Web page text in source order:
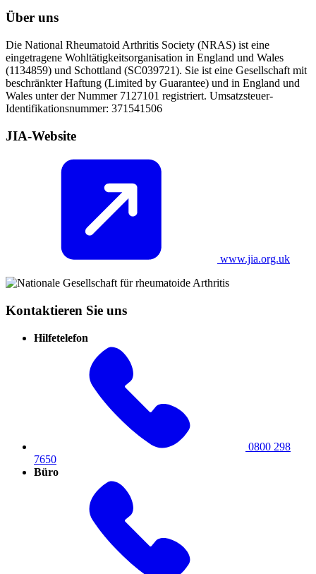
Über uns
Die National Rheumatoid Arthritis Society (NRAS) ist eine
eingetragene Wohltätigkeitsorganisation in England und Wales
(1134859) und Schottland (SC039721). Sie ist eine Gesellschaft mit
beschränkter Haftung (Limited by Guarantee) und in England und
Wales unter der Nummer 7127101 registriert. Umsatzsteuer-
Identifikationsnummer: 371541506
JIA-Website
www.jia.org.uk
Kontaktieren Sie uns
Hilfetelefon
0800 298
7650
Büro